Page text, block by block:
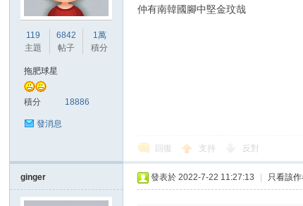
119
主題
6842
帖子
1萬
積分
拖肥球星
積分 18886
發消息
仲有南韓國腳中堅金玟哉
回復 支持 反對
ginger 發表於 2022-7-22 11:27:13 只看該